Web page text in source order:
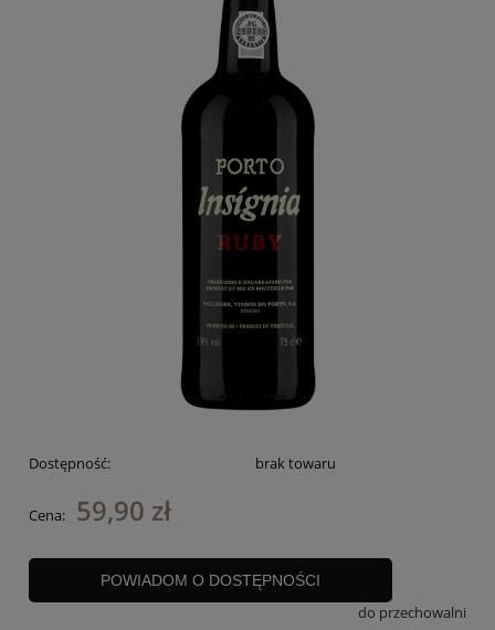
Dostępność: brak towaru
Cena: 59,90 zł
POWIADOM O DOSTĘPNOŚCI
do przechowalni